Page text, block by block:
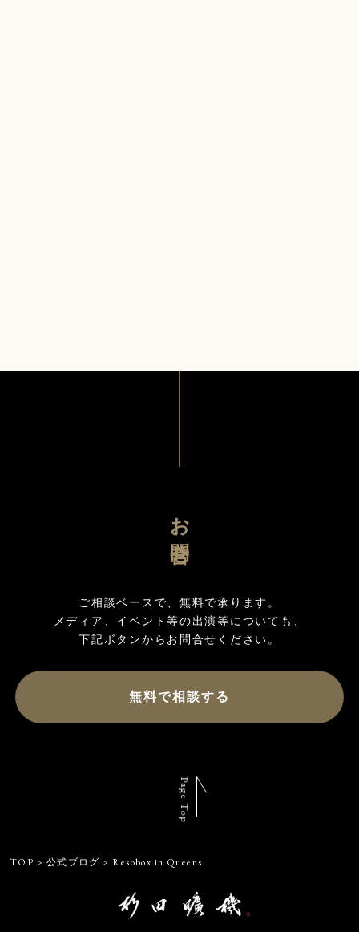
お問合せ
ご相談ベースで、無料で承ります。
メディア、イベント等の出演等についても、
無料で相談する
Page Top
TOP > 公式ブログ > Resobox in Queens